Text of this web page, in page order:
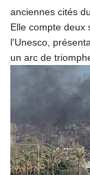
anciennes cités
Elle compte deux
l'Unesco,
un arc de